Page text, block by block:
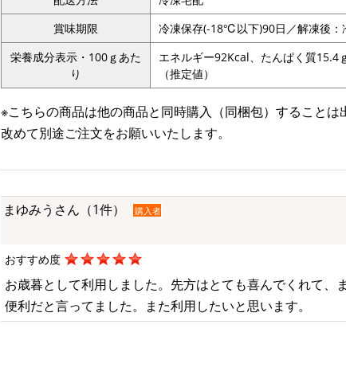
賞味期限
冷凍保存(-18℃以下)90日／解凍後
栄養成分表示・100ｇあた
り
エネルギー92Kcal、たんぱく質15.4
（推定値）
※こちらの商品は他の商品と同時購入（同梱包）することは
改めて別途ご注文をお願いいたします。
まゆみうさん（1件） 購入者
おすすめ度
お歳暮として利用しました。先方はとても喜んでくれて、
便利だと言ってました。また利用したいと思います。